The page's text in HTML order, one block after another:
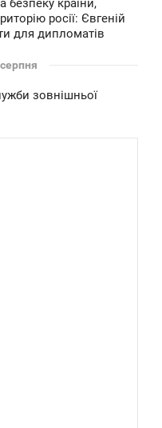
безпеку країни,
росії: Євгеній
для дипломатів
зовнішньої